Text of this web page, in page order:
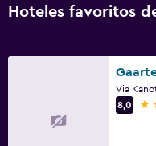
Hoteles favoritos
8,0
4